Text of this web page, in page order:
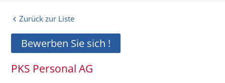
Zurück zur Liste
Bewerben Sie sich !
PKS Personal AG